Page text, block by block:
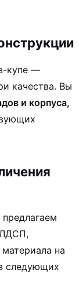
купе —
качества. Вы
и корпуса,
ЛДСП,
на
следующих